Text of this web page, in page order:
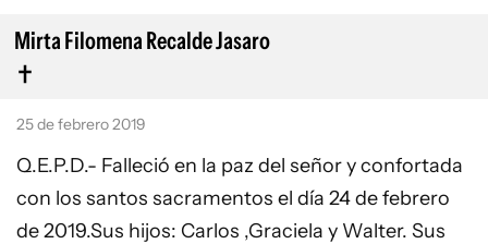
ESPAÑA
ESTADOS UNIDOS
Mirta Filomena Recalde Jasaro
25 de febrero 2019
Q.E.P.D.- Falleció en la paz del señor y confortada
con los santos sacramentos el día 24 de febrero
de 2019.Sus hijos: Carlos ,Graciela y Walter. Sus